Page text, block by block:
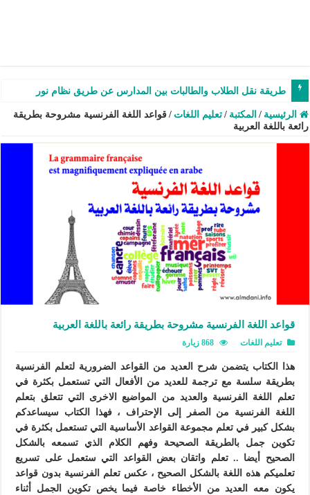
طريقة نقل الطلاب والطالبات بين المدارس عن طريق نظام نور – شرح
الرئيسية / المكتبة / تعليم اللغات / قواعد اللغة الفرنسية مشروحة بطريقة
رائعة باللغة العربية
قواعد اللغة الفرنسية مشروحة بطريقة رائعة باللغة العربية
تعليم اللغات 868 زيارة
هذا الكتاب يتضمن شرح العديد من القواعد الضرورية لتعلم الفرنسية
بطريقة سلسة مع ترجمة للعديد من الأفعال التي تستعمل بكثرة في
تعلم اللغة الفرنسية والعديد من المواضيع الاخرى التي تتعلق بتعلم
اللغة الفرنسية من الصفر إلى الإحتراف ، فهذا الكتاب سيساعدكم
بشكل كبير في تعلم مجموعة القواعد الأساسية التي تستعمل بكثرة في
تكوين جمل بالطريقة الصحيحة وفهم الكلام الذي تسمعه بالشكل
الصحيح أيضا .. تعلم واتقان بعض القواعد التي ستعمل على تسريع
تعلميكم هذه اللغة بالشكل الصحيح ، عكس تعلم الفرنسية بدون قواعد
يكون معه العديد من الأخطاء خاصة فيما يخص تكوين الجمل أثناء